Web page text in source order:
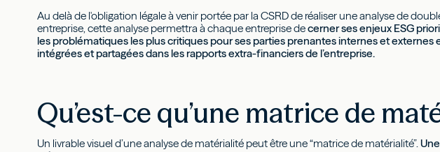
Au delà de l'obligation légale à venir portée par la CSRD de réaliser une analyse de
entreprise, cette analyse permettra à chaque entreprise decerner ses enjeux ESG
les problématiques les plus critiques pour ses parties prenantes internes et externes
intégrées et partagées dans les rapports extra-financiers de l’entreprise.
Qu’est-ce qu’une matrice de
Un livrable visuel d’une analyse de matérialité peut être une “matrice de matérialité”.